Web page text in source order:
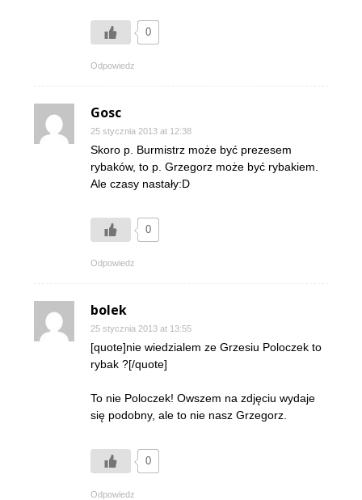
0
Odpowiedz
Gosc
25 stycznia 2013 at 12:38
Skoro p. Burmistrz może być prezesem
rybaków, to p. Grzegorz może być rybakiem.
Ale czasy nastały:D
0
Odpowiedz
bolek
25 stycznia 2013 at 13:55
[quote]nie wiedzialem ze Grzesiu Poloczek to
rybak ?[/quote]
To nie Poloczek! Owszem na zdjęciu wydaje
się podobny, ale to nie nasz Grzegorz.
0
Odpowiedz